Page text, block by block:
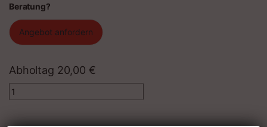
Beratung?
Angebot anfordern
Abholtag 20,00 €
Quantity